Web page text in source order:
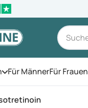
Öffnen Sie das Menü
Für MännerFür Frauen